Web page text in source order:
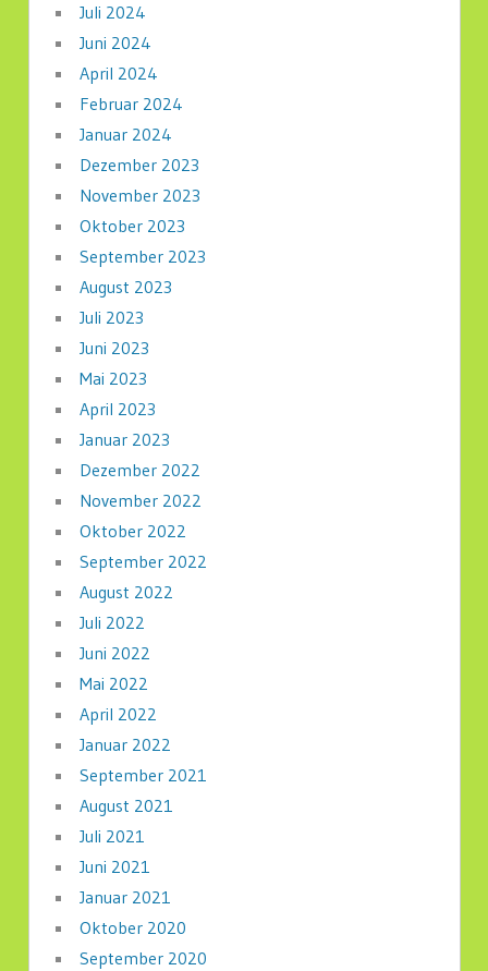
Juli 2024
Juni 2024
April 2024
Februar 2024
Januar 2024
Dezember 2023
November 2023
Oktober 2023
September 2023
August 2023
Juli 2023
Juni 2023
Mai 2023
April 2023
Januar 2023
Dezember 2022
November 2022
Oktober 2022
September 2022
August 2022
Juli 2022
Juni 2022
Mai 2022
April 2022
Januar 2022
September 2021
August 2021
Juli 2021
Juni 2021
Januar 2021
Oktober 2020
September 2020